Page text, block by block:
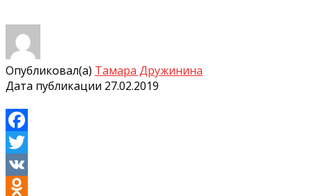
Опубликовал(а) Тамара Дружинина
Дата публикации 27.02.2019
Facebook
Twitter
VK